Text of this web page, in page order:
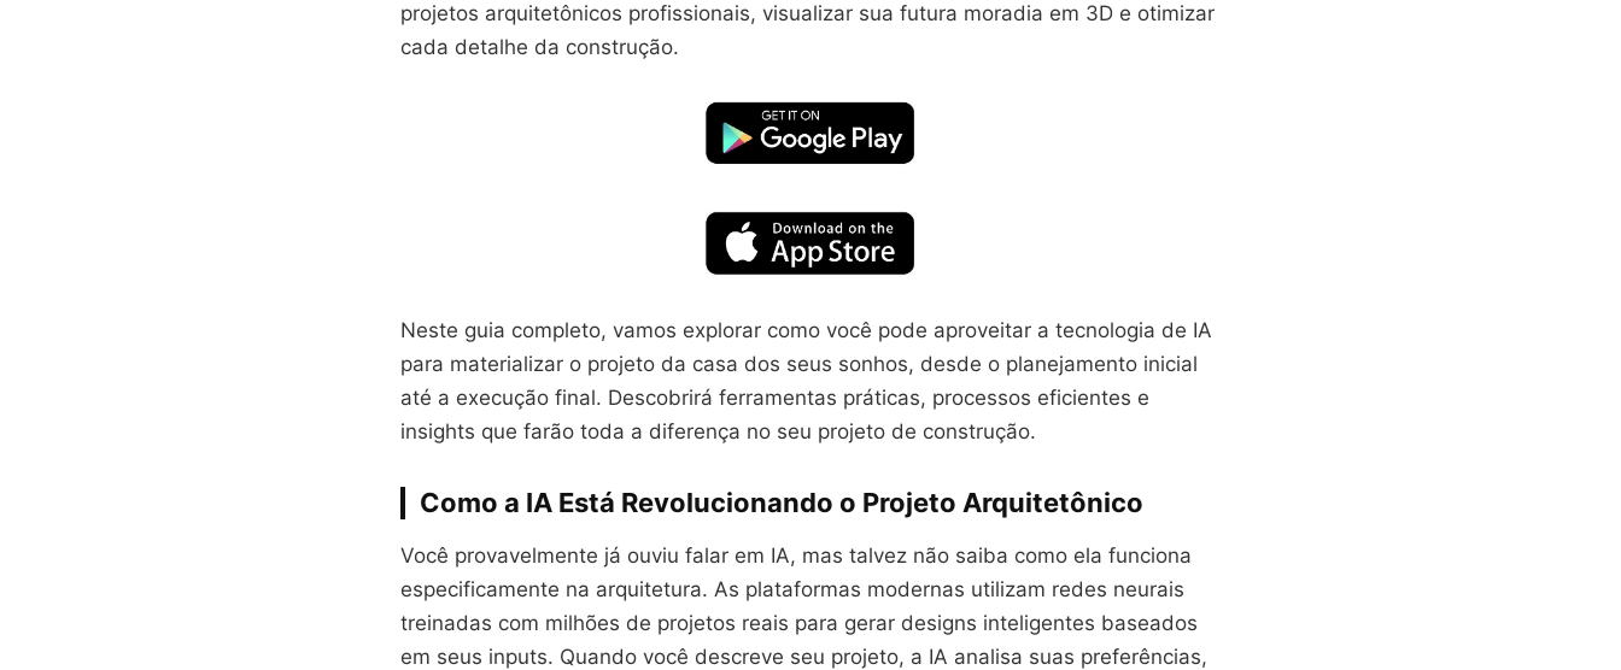
projetos arquitetônicos profissionais, visualizar sua futura moradia em 3D e otimizar
cada detalhe da construção.
Neste guia completo, vamos explorar como você pode aproveitar a tecnologia de IA
para materializar o projeto da casa dos seus sonhos, desde o planejamento inicial
até a execução final. Descobrirá ferramentas práticas, processos eficientes e
insights que farão toda a diferença no seu projeto de construção.
Como a IA Está Revolucionando o Projeto Arquitetônico
Você provavelmente já ouviu falar em IA, mas talvez não saiba como ela funciona
especificamente na arquitetura. As plataformas modernas utilizam redes neurais
treinadas com milhões de projetos reais para gerar designs inteligentes baseados
em seus inputs. Quando você descreve seu projeto, a IA analisa suas preferências,